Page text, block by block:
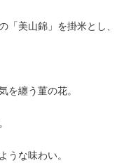
「美山錦」を掛米とし、
を纏う菫の花。
うな味わい。